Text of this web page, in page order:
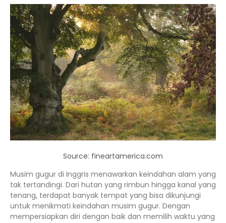
Source: fineartamerica.com
Musim gugur di Inggris menawarkan keindahan alam yang
tak tertandingi. Dari hutan yang rimbun hingga kanal yang
tenang, terdapat banyak tempat yang bisa dikunjungi
untuk menikmati keindahan musim gugur. Dengan
mempersiapkan diri dengan baik dan memilih waktu yang